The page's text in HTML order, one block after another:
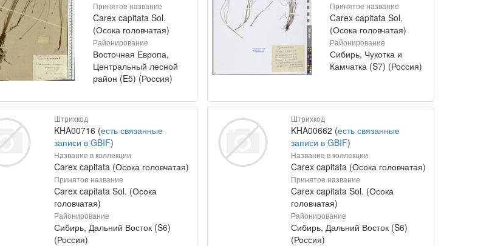
Принятое название
Carex capitata Sol.
(Осока головчатая)
Районирование
Восточная Европа,
Центральный лесной
район (E5) (Россия)
Принятое название
Carex capitata Sol.
(Осока головчатая)
Районирование
Сибирь, Чукотка и
Камчатка (S7) (Россия)
Штрихкод
KHA00716 (есть связанные
записи в GBIF)
Название в коллекции
Carex capitata (Осока головчатая)
Принятое название
Carex capitata Sol. (Осока
головчатая)
Районирование
Сибирь, Дальний Восток (S6)
(Россия)
Штрихкод
KHA00662 (есть связанные
записи в GBIF)
Название в коллекции
Carex capitata (Осока головчатая)
Принятое название
Carex capitata Sol. (Осока
головчатая)
Районирование
Сибирь, Дальний Восток (S6)
(Россия)